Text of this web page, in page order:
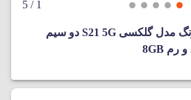
1
/ 5
گوشی موبایل سامسونگ مدل گلکسی S21 5G دو سیم